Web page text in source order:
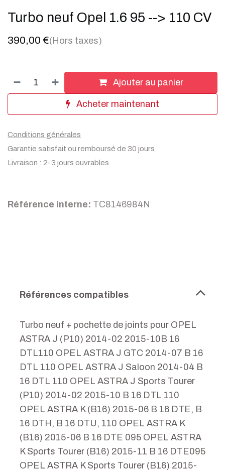
Turbo neuf Opel 1.6 95 --> 110 CV
390,00 €(Hors taxes)
Ajouter au panier
Acheter maintenant
Conditions générales
Garantie satisfait ou remboursé de 30 jours
Livraison : 2-3 jours ouvrables
Référence interne: TC8146984N
Références compatibles
Turbo neuf + pochette de joints pour OPEL
ASTRA J (P10) 2014-02 2015-10B 16
DTL110 OPEL ASTRA J GTC 2014-07 B 16
DTL 110 OPEL ASTRA J Saloon 2014-04 B
16 DTL 110 OPEL ASTRA J Sports Tourer
(P10) 2014-02 2015-10 B 16 DTL 110
OPEL ASTRA K (B16) 2015-06 B 16 DTE, B
16 DTH, B 16 DTU, 110 OPEL ASTRA K
(B16) 2015-06 B 16 DTE 095 OPEL ASTRA
K Sports Tourer (B16) 2015-11 B 16 DTE095
OPEL ASTRA K Sports Tourer (B16) 2015-